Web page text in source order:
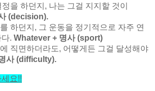
을 하던지, 나는 그걸 지지할 것이
(decision).
하던지, 그 운동을 정기적으로 자주 연
. Whatever + 명사 (sport)
직면하더라도, 어떻게든 그걸 달성해야
사 (difficulty).
요!!